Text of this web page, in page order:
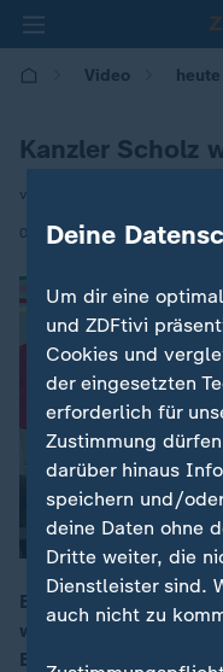
Video
Kanzler Scholz
von Britta Spiekermann
05.05.2025 | 14:00
Bevor Friedrich Merz
wird, wird Olaf Scholz
Ehrung aus dem
Deine
Um dir eine
und ZDFtivi
Cookies und
der eingesetzten
erforderlich für
Zustimmung
darüber hinaus
speichern und/
deine Daten ohne
Dritte weiter, die
Dienstleister sind.
auch nicht zu